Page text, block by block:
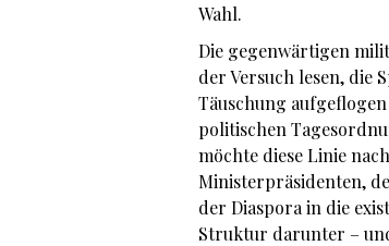
Wahl.
Die gegenwärtigen
der Versuch lesen, die
Täuschung
politischen
möchte diese Linie
Ministerpräsidenten,
der Diaspora in die
Struktur darunter –